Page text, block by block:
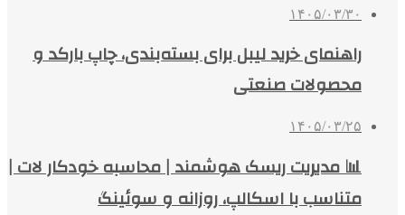
۱۴۰۵/۰۳/۳۰
راهنمای خرید لیبل برای بسته‌بندی، چاپ بارکد و
محصولات صنعتی
۱۴۰۵/۰۳/۲۵
📊 مدیریت ریسک هوشمند | محاسبه خودکار لات |
متناسب با اسکالپ، روزانه و سوئینگ